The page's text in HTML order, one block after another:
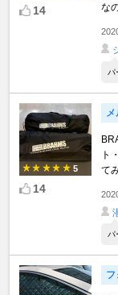
14
な
パ
5
14
ト
て
パ
フ